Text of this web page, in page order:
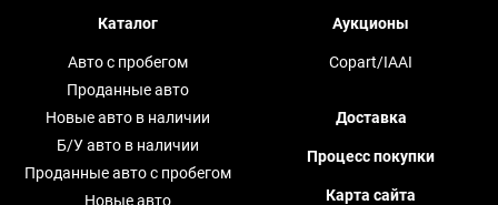
Каталог
Авто с пробегом
Проданные авто
Новые авто в наличии
Б/У авто в наличии
Проданные авто с пробегом
Новые авто
Аукционы
Copart/IAAI
Доставка
Процесс покупки
Карта сайта